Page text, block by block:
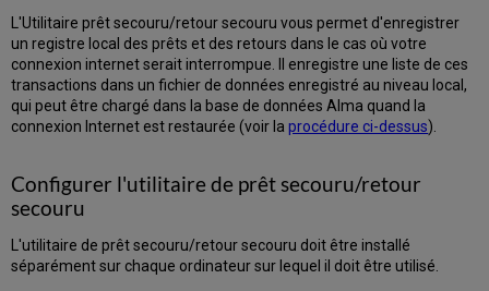
L'Utilitaire prêt secouru/retour secouru vous permet d'enregistrer
un registre local des prêts et des retours dans le cas où votre
connexion internet serait interrompue. Il enregistre une liste de ces
transactions dans un fichier de données enregistré au niveau local,
qui peut être chargé dans la base de données Alma quand la
connexion Internet est restaurée (voir laprocédure ci-dessus).
Configurer l'utilitaire de prêt secouru/retour
secouru
L'utilitaire de prêt secouru/retour secouru doit être installé
séparément sur chaque ordinateur sur lequel il doit être utilisé.